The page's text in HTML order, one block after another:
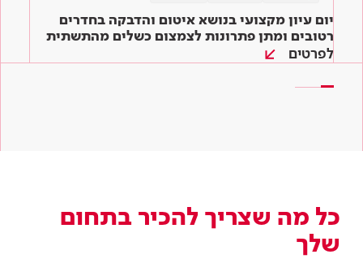
יום עיון מקצועי בנושא איטום והדבקה בחדרים
רטובים ומתן פתרונות לצמצום כשלים מהתשתית
ועד הגמר
לפרטים
המדריך השלם לדבקים לאריחים: איך בוחרים את
הדבק המתאים ביותר לעבודה?
קראו עוד
שיפוץ ירוק – כך תיצרו סביבה ירוקה בקלות גם
בבית שלכם
קראו עוד
כל מה שצריך להכיר בתחום
שלך